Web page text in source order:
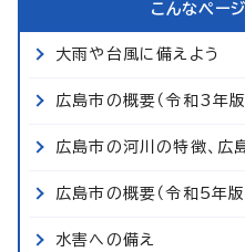
こんなペー
大雨や台風に備えよう
広島市の概要（令和3年
広島市の河川の特徴、広
広島市の概要（令和5年
水害への備え